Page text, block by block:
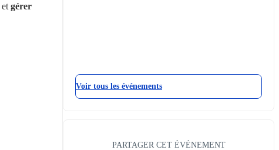
et gérer
Voir tous les événements
PARTAGER CET ÉVÉNEMENT